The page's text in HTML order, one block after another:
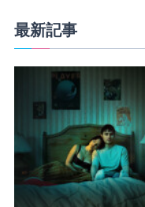
最新記事